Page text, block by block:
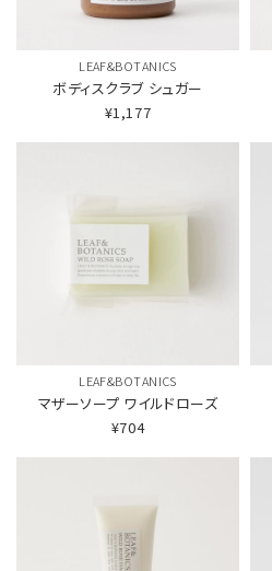
LEAF&BOTANICS
ボディスクラブ シュガー
¥1,177
LEAF&BOTANICS
マザーソープ ワイルドローズ
¥704